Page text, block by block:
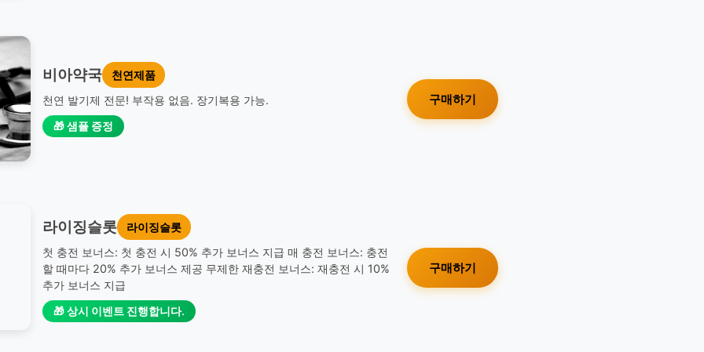
비아약국
천연제품
천연 발기제 전문! 부작용 없음. 장기복용 가능.
🎁 샘플 증정
구매하기
라이징슬롯
라이징슬롯
첫 충전 보너스: 첫 충전 시 50% 추가 보너스 지급 매 충전 보너스: 충전
할 때마다 20% 추가 보너스 제공 무제한 재충전 보너스: 재충전 시 10%
추가 보너스 지급
🎁 상시 이벤트 진행합니다.
구매하기